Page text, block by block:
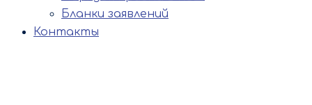
Бланки заявлений
Контакты